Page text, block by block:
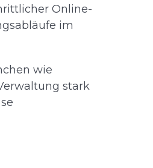
Online-
im
wie
stark